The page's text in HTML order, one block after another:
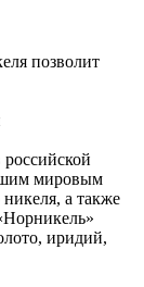
позволит
мировым
а также
иридий,